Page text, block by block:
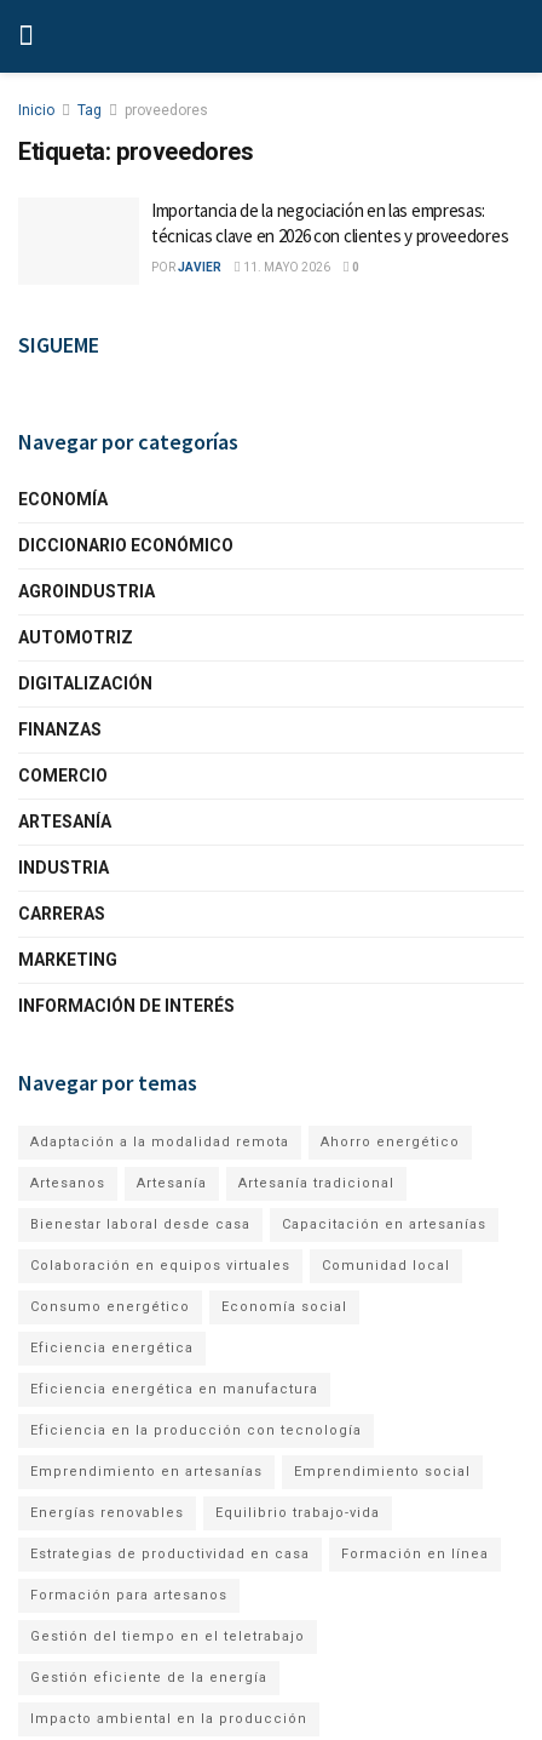
Inicio Tag proveedores
Etiqueta: proveedores
Importancia de la negociación en las empresas:
técnicas clave en 2026 con clientes y proveedores
PORJAVIER 11. MAYO 2026 0
SIGUEME
Navegar por categorías
ECONOMÍA
DICCIONARIO ECONÓMICO
AGROINDUSTRIA
AUTOMOTRIZ
DIGITALIZACIÓN
FINANZAS
COMERCIO
ARTESANÍA
INDUSTRIA
CARRERAS
MARKETING
INFORMACIÓN DE INTERÉS
Navegar por temas
Adaptación a la modalidad remota Ahorro energético
Artesanos Artesanía Artesanía tradicional
Bienestar laboral desde casa Capacitación en artesanías
Colaboración en equipos virtuales Comunidad local
Consumo energético Economía social
Eficiencia energética
Eficiencia energética en manufactura
Eficiencia en la producción con tecnología
Emprendimiento en artesanías Emprendimiento social
Energías renovables Equilibrio trabajo-vida
Estrategias de productividad en casa Formación en línea
Formación para artesanos
Gestión del tiempo en el teletrabajo
Gestión eficiente de la energía
Impacto ambiental en la producción